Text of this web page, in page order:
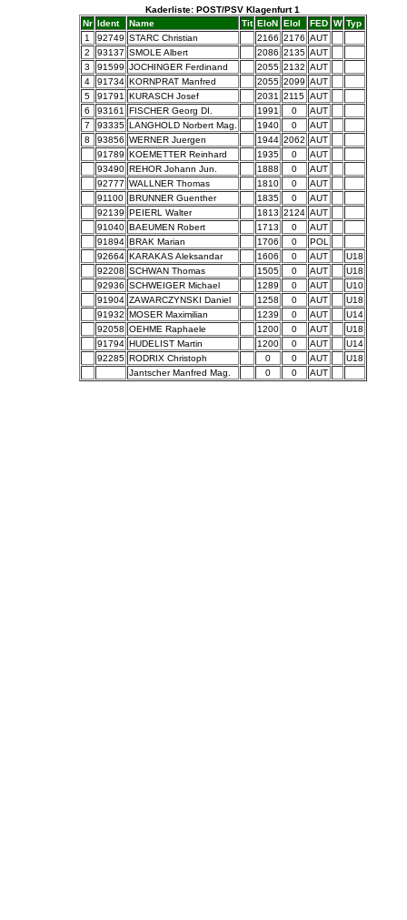
Kaderliste: POST/PSV Klagenfurt 1
Nr Ident Name Tit EloN EloI FED W Typ
1
92749 STARC Christian 2166 2176 AUT
2
93137 SMOLE Albert 2086 2135 AUT
3
91599 JOCHINGER Ferdinand 2055 2132 AUT
4
91734 KORNPRAT Manfred 2055 2099 AUT
5
91791 KURASCH Josef 2031 2115 AUT
6
93161 FISCHER Georg DI. 1991 0
AUT
7
93335 LANGHOLD Norbert Mag. 1940 0
AUT
8
93856 WERNER Juergen 1944 2062 AUT
91789 KOEMETTER Reinhard 1935 0
AUT
93490 REHOR Johann Jun. 1888 0
AUT
92777 WALLNER Thomas 1810 0
AUT
91100 BRUNNER Guenther 1835 0
AUT
92139 PEIERL Walter 1813 2124 AUT
91040 BAEUMEN Robert 1713 0
AUT
91894 BRAK Marian 1706 0
POL
92664 KARAKAS Aleksandar 1606 0 AUT
U18
92208 SCHWAN Thomas 1505 0 AUT
U18
92936 SCHWEIGER Michael 1289 0 AUT
U10
91904 ZAWARCZYNSKI Daniel 1258 0 AUT
U18
91932 MOSER Maximilian 1239 0 AUT
U14
92058 OEHME Raphaele 1200 0 AUT
U18
91794 HUDELIST Martin 1200 0 AUT
U14
92285 RODRIX Christoph 0 0 AUT
U18
Jantscher Manfred Mag.
0 0 AUT